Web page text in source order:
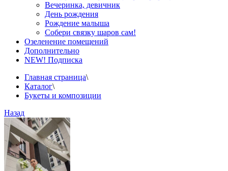
Вечеринка, девичник
День рождения
Рождение малыша
Собери связку шаров сам!
Озеленение помещений
Дополнительно
NEW! Подписка
Главная страница\
Каталог\
Букеты и композиции
Назад